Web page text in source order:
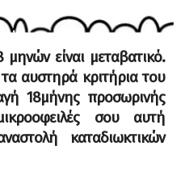
once,
bowl"
είναι μεταβατικό.
αυστηρά κριτήρια του
18μήνης προσωρινής
σου αυτή
καταδιωκτικών